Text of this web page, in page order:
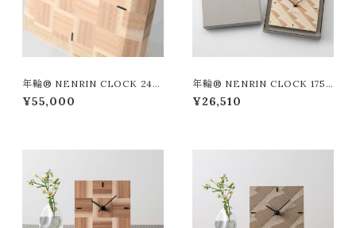
年輪® NENRIN CLOCK 245
市松 （褒賞、退職、感謝の品と
して）
¥55,000
年輪® NENRIN CLOCK 175
波紋 （退職、還暦、節目のお祝
いに）
¥26,510